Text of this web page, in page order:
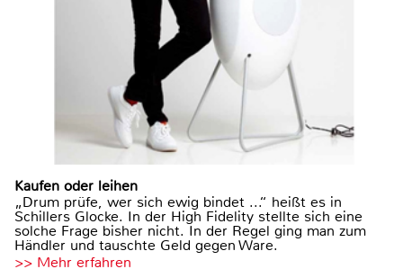
Kaufen oder leihen
„Drum prüfe, wer sich ewig bindet ...“ heißt es in
Schillers Glocke. In der High Fidelity stellte sich eine
solche Frage bisher nicht. In der Regel ging man zum
Händler und tauschte Geld gegen Ware.
>> Mehr erfahren